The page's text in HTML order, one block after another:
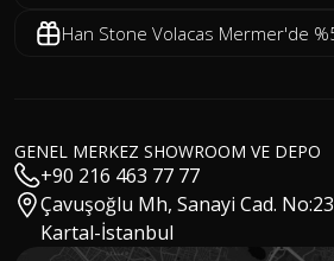
Han Stone Volacas Mermer'de
GENEL MERKEZ SHOWROOM VE DEPO
+90 216 463 77 77
Çavuşoğlu Mh, Sanayi Cad. No:23
Kartal-İstanbul